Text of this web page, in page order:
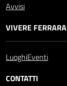
Avvisi
VIVERE FERRARA
LuoghiEventi
CONTATTI